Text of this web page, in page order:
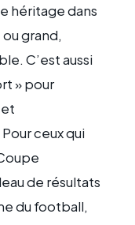
héritage dans
grand,
C’est aussi
» pour
ceux qui
de résultats
du football,